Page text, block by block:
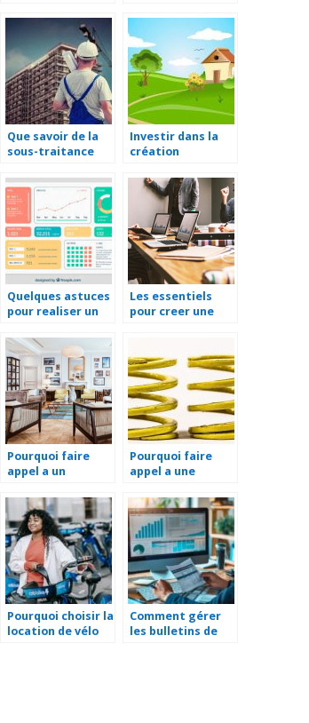
l’entreprise
manutention en
entreprise ?
Que savoir de la
sous-traitance
Investir dans la
création
d’aménagement
paysager
Quelques astuces
pour realiser un
d’entreprise
Les essentiels
pour creer une
Pourquoi faire
appel a un
d’interieur pour la
renovation de
votre maison ?
Pourquoi faire
appel a une
fabrication de
ressort de torsion
sur mesure ?
Pourquoi choisir la
location de vélo
Comment gérer
les bulletins de